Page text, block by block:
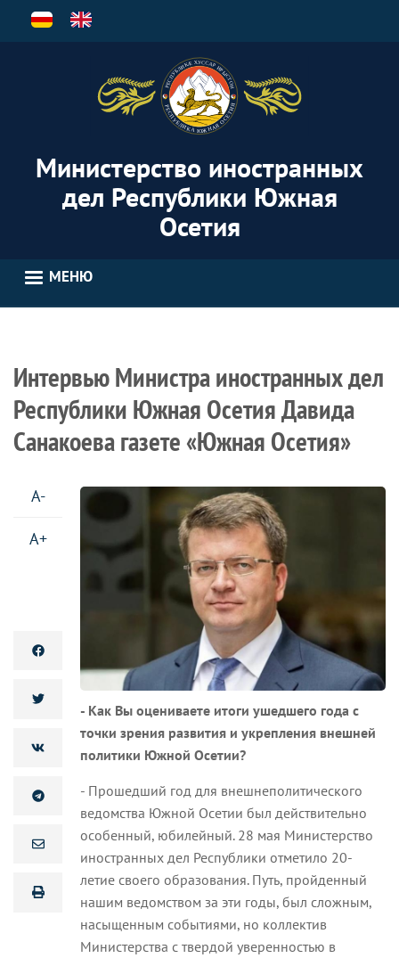
Перейти
Министерство иностранных
дел Республики Южная
Осетия
МЕНЮ
Интервью Министра иностранных дел
Республики Южная Осетия Давида
Санакоева газете «Южная Осетия»
A-
A+
- Как Вы оцениваете итоги ушедшего года с
точки зрения развития и укрепления внешней
политики Южной Осетии?
- Прошедший год для внешнеполитического
ведомства Южной Осетии был действительно
особенный, юбилейный. 28 мая Министерство
иностранных дел Республики отметило 20-
летие своего образования. Путь, пройденный
нашим ведомством за эти годы, был сложным,
насыщенным событиями, но коллектив
Министерства с твердой уверенностью в